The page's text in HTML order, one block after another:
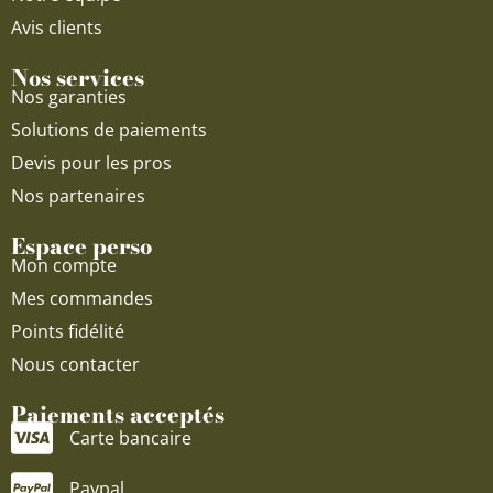
Avis clients
Nos services
Nos garanties
Solutions de paiements
Devis pour les pros
Nos partenaires
Espace perso
Mon compte
Mes commandes
Points fidélité
Nous contacter
Paiements acceptés
Carte bancaire
Paypal